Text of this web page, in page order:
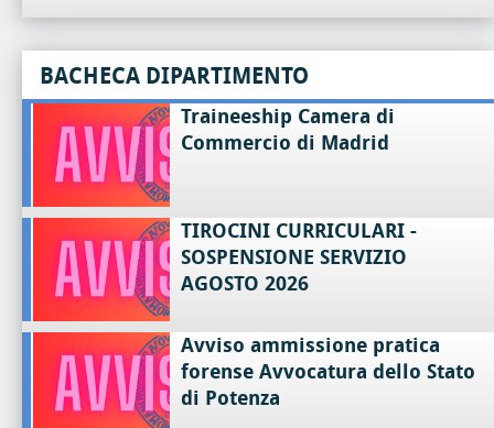
BACHECA DIPARTIMENTO
Traineeship Camera di
Commercio di Madrid
TIROCINI CURRICULARI -
SOSPENSIONE SERVIZIO
AGOSTO 2026
Avviso ammissione pratica
forense Avvocatura dello Stato
di Potenza